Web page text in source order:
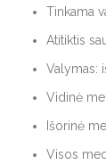
Tinkama
Atitiktis
Valymas:
Vidinė
Išorinė
Visos